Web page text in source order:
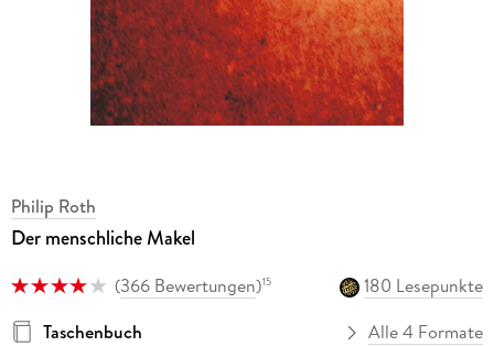
Philip Roth
Der menschliche Makel
(366 Bewertungen)15
180 Lesepunkte
Taschenbuch
Alle 4 Formate